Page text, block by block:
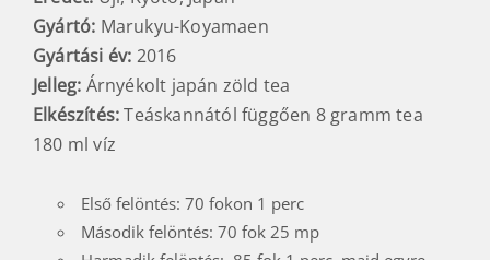
Gyártó: Marukyu-Koyamaen
Gyártási év: 2016
Jelleg: Árnyékolt japán zöld tea
Elkészítés:Teáskannától függően 8 gramm tea
180 ml víz
Első felöntés: 70 fokon 1 perc
Második felöntés: 70 fok 25 mp